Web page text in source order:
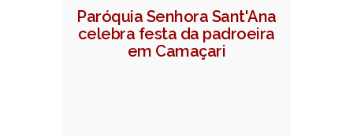
Paróquia Senhora Sant'Ana
celebra festa da padroeira
em Camaçari